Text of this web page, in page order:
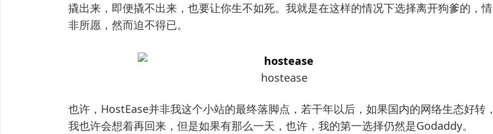
撬出来，即便撬不出来，也要让你生不如死。我就是在这样的情况下选择离开狗爹的，情
非所愿，然而迫不得已。
hostease
也许，HostEase并非我这个小站的最终落脚点，若干年以后，如果国内的网络生态好转，
我也许会想着再回来，但是如果有那么一天，也许，我的第一选择仍然是Godaddy。